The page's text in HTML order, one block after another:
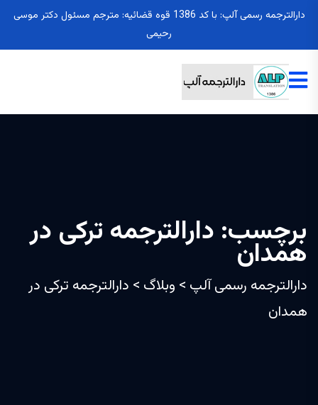
دارالترجمه رسمی آلپ: با کد 1386 قوه قضائیه: مترجم مسئول دکتر موسی
رحیمی
برچسب: دارالترجمه ترکی در
همدان
دارالترجمه رسمی آلپ > وبلاگ > دارالترجمه ترکی در
همدان